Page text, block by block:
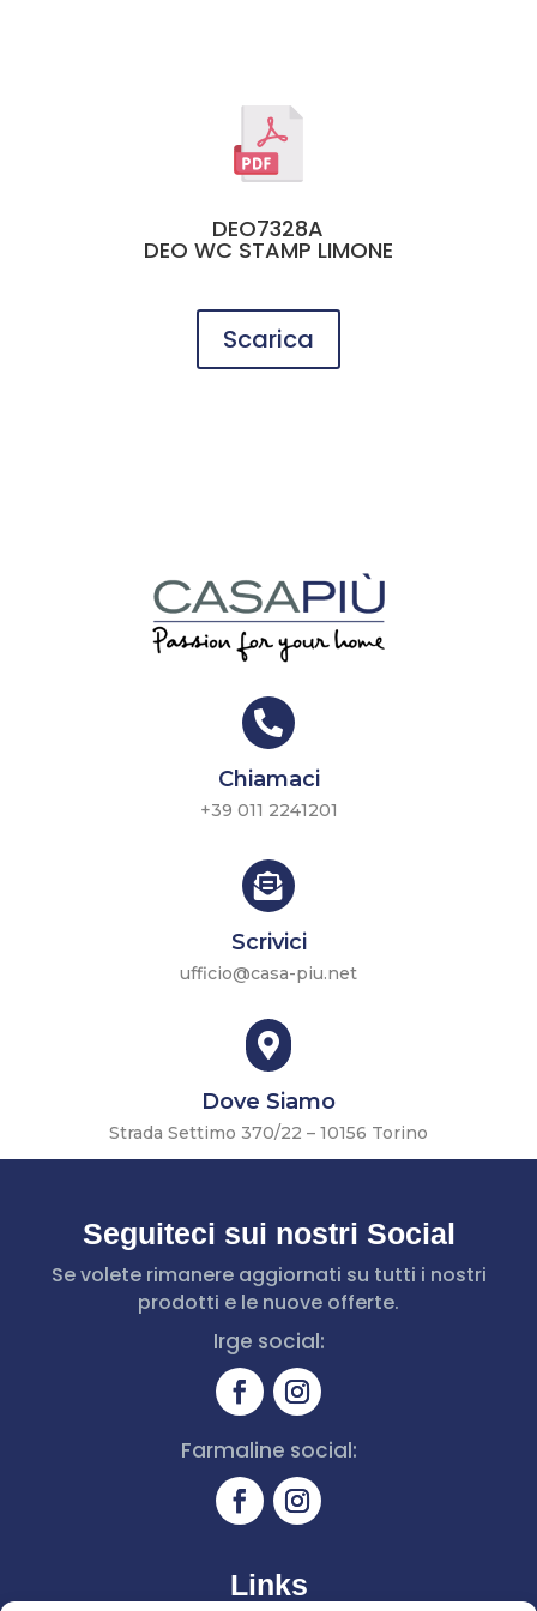
DEO7328A
DEO WC STAMP LIMONE
Scarica

Chiamaci
+39 011 2241201

Scrivici
ufficio@casa-piu.net

Dove Siamo
Strada Settimo 370/22 – 10156 Torino
Seguiteci sui nostri Social
Se volete rimanere aggiornati su tutti i nostri
prodotti e le nuove offerte.
Irge social:
Farmaline social:
Links